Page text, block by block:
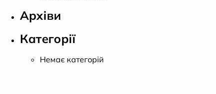
Архіви
Категорії
Немає категорій